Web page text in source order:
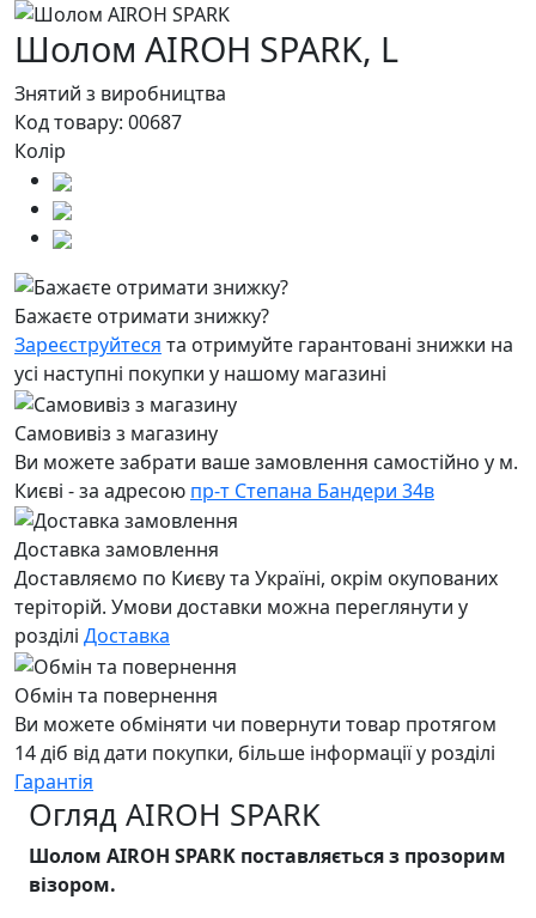
Шолом AIROH SPARK, L
Знятий з виробництва
Код товару: 00687
Колір
Бажаєте отримати знижку?
Зареєструйтеся та отримуйте гарантовані знижки на
усі наступні покупки у нашому магазині
Самовивіз з магазину
Ви можете забрати ваше замовлення самостійно у м.
Києві - за адресою пр-т Степана Бандери 34в
Доставка замовлення
Доставляємо по Києву та Україні, окрім окупованих
теріторій. Умови доставки можна переглянути у
розділі Доставка
Обмін та повернення
Ви можете обміняти чи повернути товар протягом
14 діб від дати покупки, більше інформації у розділі
Гарантія
Огляд AIROH SPARK
Шолом AIROH SPARK поставляється з прозорим
візором.